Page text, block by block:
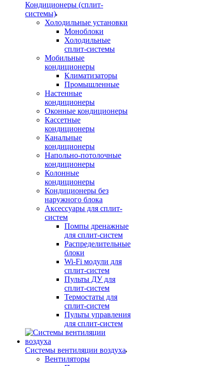
Кондиционеры (сплит-
системы)
Холодильные установки
Моноблоки
Холодильные
сплит-системы
Мобильные
кондиционеры
Климатизаторы
Промышленные
Настенные
кондиционеры
Оконные кондиционеры
Кассетные
кондиционеры
Канальные
кондиционеры
Напольно-потолочные
кондиционеры
Колонные
кондиционеры
Кондиционеры без
наружного блока
Аксессуары для сплит-
систем
Помпы дренажные
для сплит-систем
Распределительные
блоки
Wi-Fi модули для
сплит-систем
Пульты ДУ для
сплит-систем
Термостаты для
сплит-систем
Пульты управления
для сплит-систем
Системы вентиляции воздуха
Вентиляторы